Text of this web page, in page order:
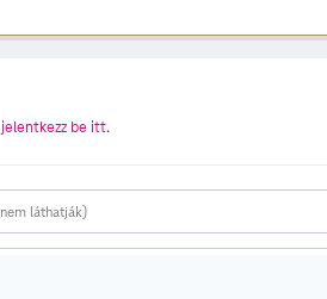
jelentkezz be itt.